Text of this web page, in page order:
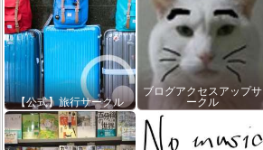
【公式】旅行サークル
ブログアクセスアップサ
ークル